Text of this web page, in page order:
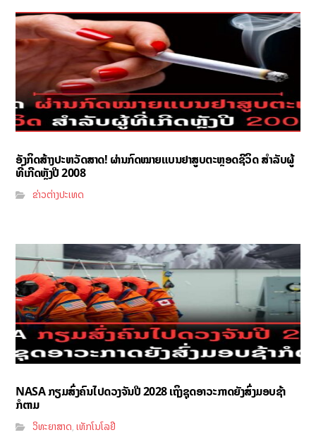
ອັງກິດສ້າງປະຫວັດສາດ! ຜ່ານກົດໝາຍແບນຢາສູບຕະຫຼອດຊີວິດ ສຳລັບຜູ້
ທີ່ເກີດຫຼັງປີ 2008
ຂ່າວຕ່າງປະເທດ
NASA ກຽມສົ່ງຄົນໄປດວງຈັນປີ 2028 ເຖິງຊຸດອາວະກາດຍັງສົ່ງມອບຊ້າ
ກໍຕາມ
ວິທະຍາສາດ,ເທັກໂນໂລຢີ